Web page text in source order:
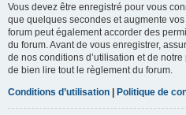
Vous devez être enregistré pour vous
que quelques secondes et augmente
forum peut également accorder des
du forum. Avant de vous enregistrer,
de nos conditions d’utilisation et de
de bien lire tout le règlement du forum.
Conditions d’utilisation | Politique de